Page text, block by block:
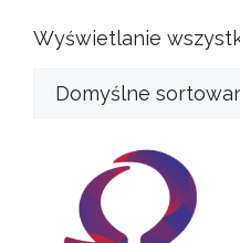
Wyświetlanie